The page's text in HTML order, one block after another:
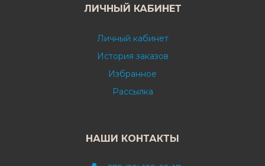
ЛИЧНЫЙ КАБИНЕТ
Личный кабинет
История заказов
Избранное
Рассылка
НАШИ КОНТАКТЫ